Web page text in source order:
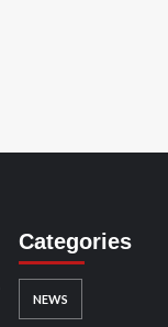
Categories
NEWS